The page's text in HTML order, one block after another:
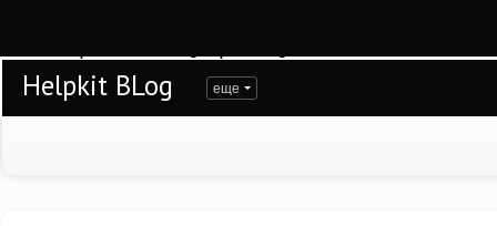
Helpkit BLog еще